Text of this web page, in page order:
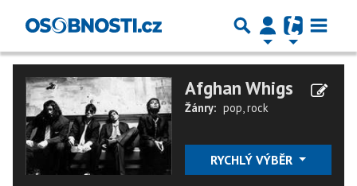
Afghan Whigs
Žánry: pop,rock
RYCHLÝ VÝBĚR